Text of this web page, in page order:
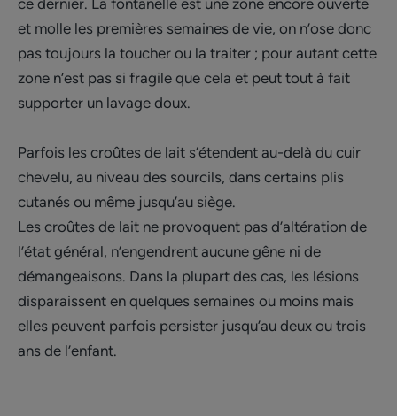
et molle les premières semaines de vie, on n’ose donc
pas toujours la toucher ou la traiter ; pour autant cette
zone n’est pas si fragile que cela et peut tout à fait
supporter un lavage doux.
Parfois les croûtes de lait s’étendent au-delà du cuir
chevelu, au niveau des sourcils, dans certains plis
cutanés ou même jusqu’au siège.
Les croûtes de lait ne provoquent pas d’altération de
l’état général, n’engendrent aucune gêne ni de
démangeaisons. Dans la plupart des cas, les lésions
disparaissent en quelques semaines ou moins mais
elles peuvent parfois persister jusqu’au deux ou trois
ans de l’enfant.